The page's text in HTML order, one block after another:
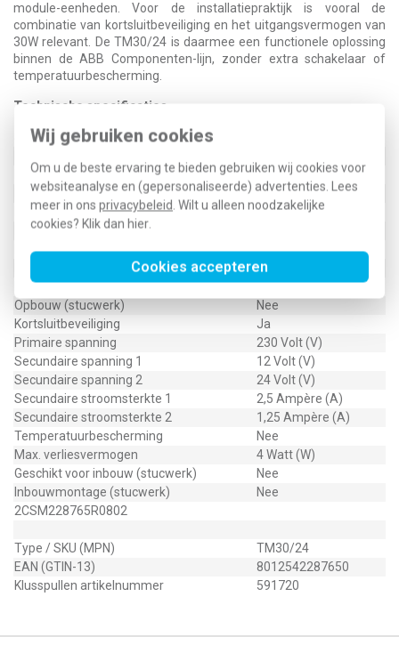
Wij gebruiken cookies
Om u de beste ervaring te bieden gebruiken wij cookies voor
websiteanalyse en (gepersonaliseerde) advertenties. Lees
meer in ons privacybeleid . Wilt u alleen noodzakelijke
cookies? Klik dan hier
Cookies accepteren
module-eenheden. Voor de installatiepraktijk is vooral de
combinatie van kortsluitbeveiliging en het uitgangsvermogen van
30W relevant. De TM30/24 is daarmee een functionele oplossing
binnen de ABB Componenten-lijn, zonder extra schakelaar of
temperatuurbescherming.
Technische specificaties
Specificatie
Hoogte
85 Millimeter (mm)
Met aan/uitschakelaar
Nee
Modulaire uitvoering (voor railmontage)
Ja
Max. uitgangsstroom
Lengte
65 Millimeter (mm)
Max. uitgangsvermogen
30 Watt (W)
Breedte in module-eenheden
3
Opbouw (stucwerk)
Nee
Kortsluitbeveiliging
Ja
Primaire spanning
230 Volt (V)
Secundaire spanning 1
12 Volt (V)
Secundaire spanning 2
24 Volt (V)
Secundaire stroomsterkte 1
2,5 Ampère (A)
Secundaire stroomsterkte 2
1,25 Ampère (A)
Temperatuurbescherming
Nee
Max. verliesvermogen
4 Watt (W)
Geschikt voor inbouw (stucwerk)
Nee
Inbouwmontage (stucwerk)
Nee
2CSM228765R0802
Type / SKU (MPN)
TM30/24
EAN (GTIN-13)
8012542287650
Klusspullen artikelnummer
591720